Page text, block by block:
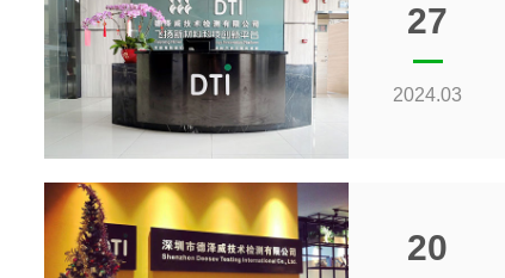
27
2024.03
20